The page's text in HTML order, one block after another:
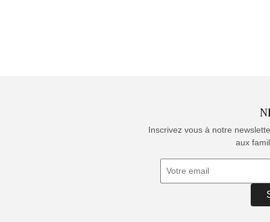
Inscrivez vous à notre
aux